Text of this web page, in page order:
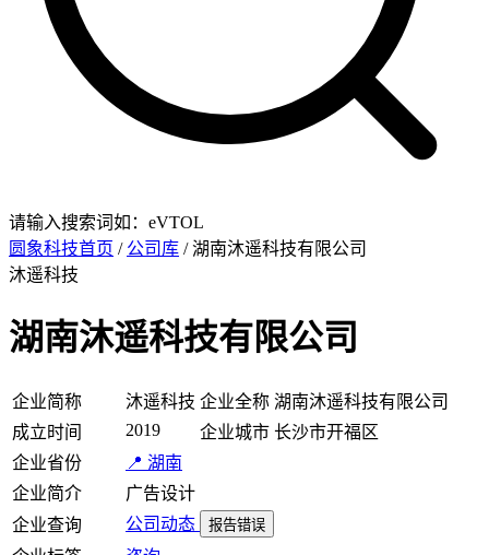
请输入搜索词如：eVTOL
圆象科技首页 / 公司库 / 湖南沐遥科技有限公司
沐遥科技
湖南沐遥科技有限公司
企业简称 沐遥科技 企业全称 湖南沐遥科技有限公司
成立时间
2019 企业城市 长沙市开福区
企业省份
📍 湖南
企业简介
广告设计
企业查询
公司动态 报告错误